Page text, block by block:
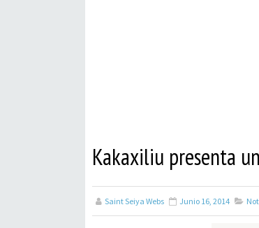
Kakaxiliu presenta
Saint Seiya Webs Junio 16, 2014